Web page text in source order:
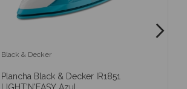
Black & Decker
Plancha Black & Decker IR1851